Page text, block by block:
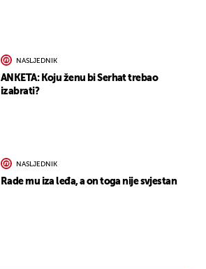
NASLJEDNIK
ANKETA: Koju ženu bi Serhat trebao
izabrati?
NASLJEDNIK
Rade mu iza leđa, a on toga nije svjestan